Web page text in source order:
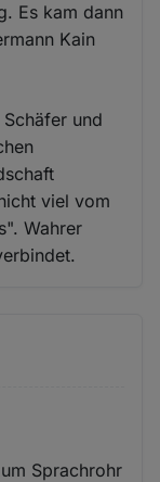
Es kam dann
Kain
und
viel vom
Wahrer
Sprachrohr